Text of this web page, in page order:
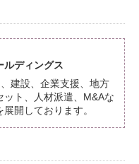
ルディングス
建設、企業支援、地方
ト、人材派遣、M&Aな
開しております。